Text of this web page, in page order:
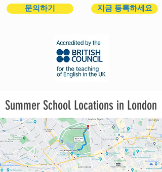
문의하기 지금 등록하세요
Summer School Locations in London